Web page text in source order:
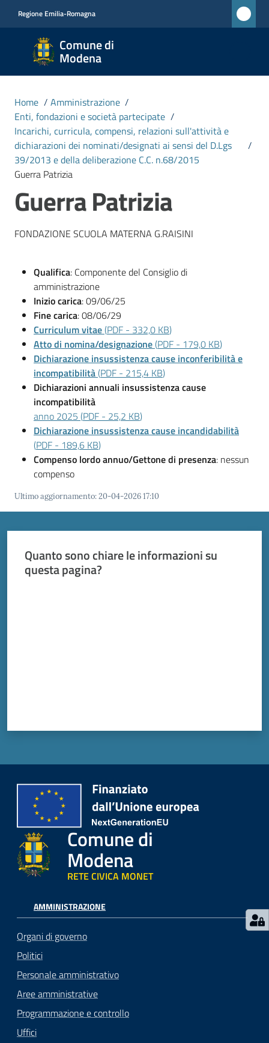
Regione Emilia-Romagna
Comune di
Modena
Comune
di
Modena
CIVICA
MONET
Amministrazione
Novità
Servizi
Vivere
Modena
Argomenti
Seguici
su
Home / Amministrazione /
Enti, fondazioni e società partecipate /
Incarichi, curricula, compensi, relazioni sull'attività e
dichiarazioni dei nominati/designati ai sensi del D.Lgs
39/2013 e della deliberazione C.C. n.68/2015
/
Guerra Patrizia
Guerra Patrizia
FONDAZIONE SCUOLA MATERNA G.RAISINI
Qualifica: Componente del Consiglio di
amministrazione
Inizio carica: 09/06/25
Fine carica: 08/06/29
Curriculum vitae(PDF - 332,0 KB)
Atto di nomina/designazione(PDF - 179,0 KB)
Dichiarazione insussistenza cause inconferibilità e
incompatibilità(PDF - 215,4 KB)
Dichiarazioni annuali insussistenza cause
incompatibilità
anno 2025 (PDF - 25,2 KB)
Dichiarazione insussistenza cause incandidabilità
(PDF - 189,6 KB)
Compenso lordo annuo/Gettone di presenza: nessun
compenso
Ultimo aggiornamento:20-04-2026 17:10
Quanto sono chiare le informazioni su
questa pagina?
Comune di
Modena
RETE CIVICA MONET
AMMINISTRAZIONE
Organi di governo
Politici
Personale amministrativo
Aree amministrative
Programmazione e controllo
Uffici